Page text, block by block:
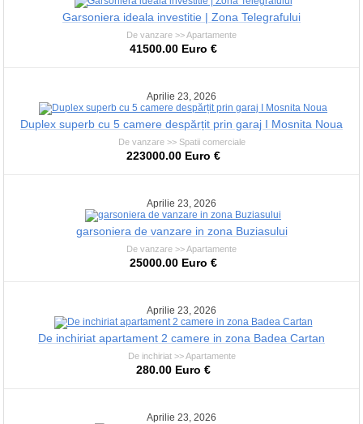
Garsoniera ideala investitie | Zona Telegrafului
De vanzare >> Apartamente
41500.00 Euro €
Aprilie 23, 2026
Duplex superb cu 5 camere despărțit prin garaj I Mosnita Noua
De vanzare >> Spatii comerciale
223000.00 Euro €
Aprilie 23, 2026
garsoniera de vanzare in zona Buziasului
De vanzare >> Apartamente
25000.00 Euro €
Aprilie 23, 2026
De inchiriat apartament 2 camere in zona Badea Cartan
De inchiriat >> Apartamente
280.00 Euro €
Aprilie 23, 2026